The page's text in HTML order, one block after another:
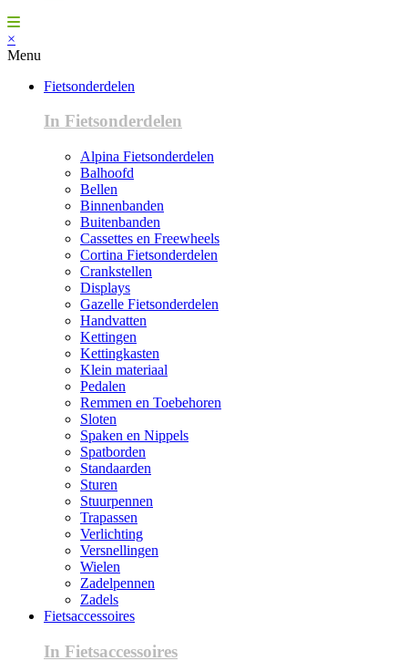
×
Menu
Fietsonderdelen
In Fietsonderdelen
Alpina Fietsonderdelen
Balhoofd
Bellen
Binnenbanden
Buitenbanden
Cassettes en Freewheels
Cortina Fietsonderdelen
Crankstellen
Displays
Gazelle Fietsonderdelen
Handvatten
Kettingen
Kettingkasten
Klein materiaal
Pedalen
Remmen en Toebehoren
Sloten
Spaken en Nippels
Spatborden
Standaarden
Sturen
Stuurpennen
Trapassen
Verlichting
Versnellingen
Wielen
Zadelpennen
Zadels
Fietsaccessoires
In Fietsaccessoires